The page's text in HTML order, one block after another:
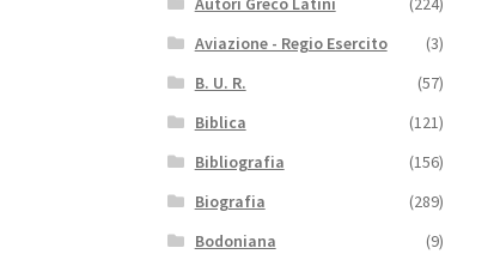
Aviazione - Regio Esercito
(3)
B. U. R.
(57)
Biblica
(121)
Bibliografia
(156)
Biografia
(289)
Bodoniana
(9)